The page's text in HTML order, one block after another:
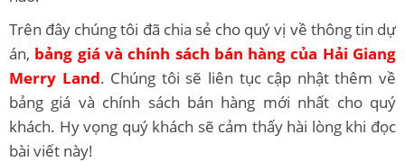
Trên đây chúng tôi đã chia sẻ cho quý vị về thông tin dự
án, bảng giá và chính sách bán hàng của Hải Giang
Merry Land. Chúng tôi sẽ liên tục cập nhật thêm về
bảng giá và chính sách bán hàng mới nhất cho quý
khách. Hy vọng quý khách sẽ cảm thấy hài lòng khi đọc
bài viết này!